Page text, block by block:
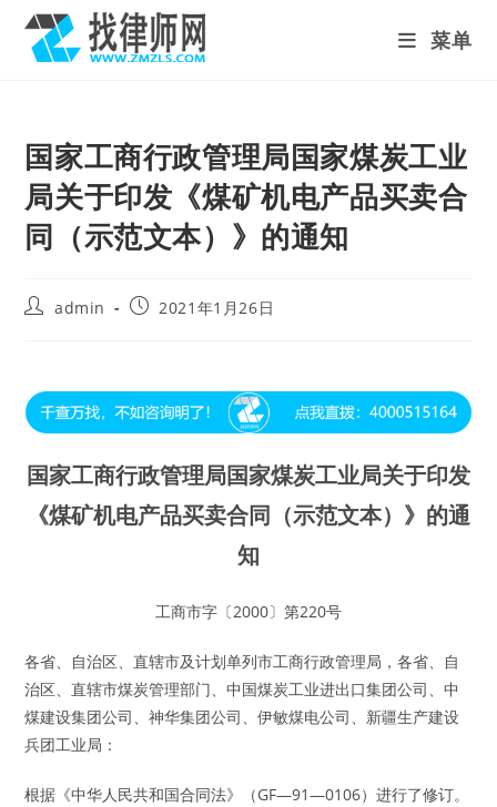
content
菜单
国家工商行政管理局国家煤炭工业
局关于印发《煤矿机电产品买卖合
同（示范文本）》的通知
Postadmin
Post2021年1月26日
国家工商行政管理局国家煤炭工业局关于印发
《煤矿机电产品买卖合同（示范文本）》的通
知
工商市字〔2000〕第220号
各省、自治区、直辖市及计划单列市工商行政管理局，各省、自
治区、直辖市煤炭管理部门、中国煤炭工业进出口集团公司、中
煤建设集团公司、神华集团公司、伊敏煤电公司、新疆生产建设
兵团工业局：
根据《中华人民共和国合同法》（GF—91—0106）进行了修订。